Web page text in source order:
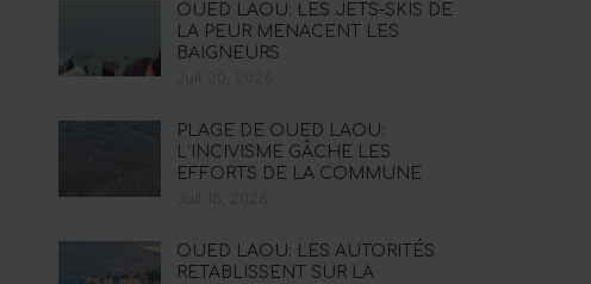
OUED LAOU: LES JETS-SKIS DE
LA PEUR MENACENT LES
BAIGNEURS
PLAGE DE OUED LAOU:
L’INCIVISME GÂCHE LES
EFFORTS DE LA COMMUNE
OUED LAOU: LES AUTORITÉS
RETABLISSENT SUR LA